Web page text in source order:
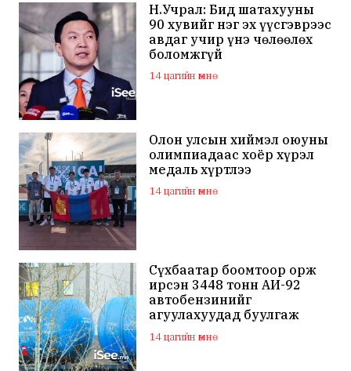
Н.Учрал: Бид шатахууны
90 хувийг нэг эх үүсгэврээс
авдаг учир үнэ чөлөөлөх
боломжгүй
14 цагийн өмнө
Олон улсын хиймэл оюуны
олимпиадаас хоёр хүрэл
медаль хүртлээ
14 цагийн өмнө
Сүхбаатар боомтоор орж
ирсэн 3448 тонн АИ-92
автобензинийг
агуулахуудад буулгаж
байна
14 цагийн өмнө